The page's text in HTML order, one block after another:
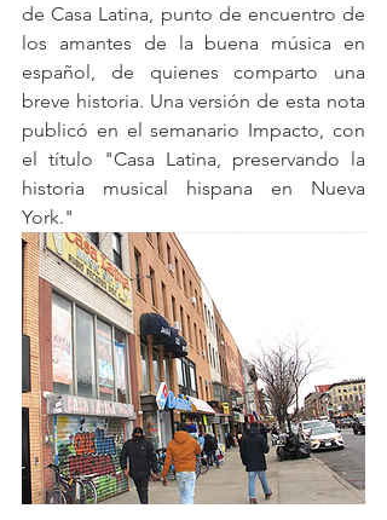
de Casa Latina, punto de encuentro de
los amantes de la buena música en
español, de quienes comparto una
breve historia. Una versión de esta nota
publicó en el semanario Impacto, con
el título "Casa Latina, preservando la
historia musical hispana en Nueva
York."